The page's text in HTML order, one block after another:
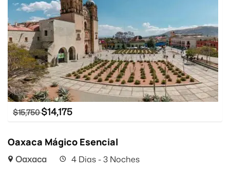
$15,750$14,175
Oaxaca Mágico Esencial
Oaxaca 4 Dias - 3 Noches